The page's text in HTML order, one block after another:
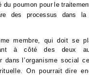
du poumon pourle
des processus dans
membre, qui doit se
à côté des deux
dans l’organisme social
On pourrait dire